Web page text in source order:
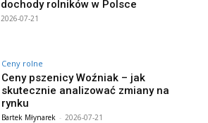
dochody rolników w Polsce
2026-07-21
Ceny rolne
Ceny pszenicy Woźniak – jak
skutecznie analizować zmiany na
rynku
Bartek Młynarek - 2026-07-21